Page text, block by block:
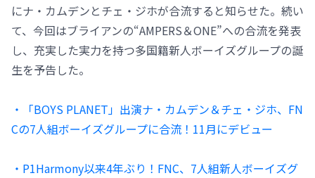
にナ・カムデンとチェ・ジホが合流すると知らせた。続い
て、今回はブライアンの“AMPERS＆ONE”への合流を発表
し、充実した実力を持つ多国籍新人ボーイズグループの誕
生を予告した。
・「BOYS PLANET」出演ナ・カムデン＆チェ・ジホ、FN
Cの7人組ボーイズグループに合流！11月にデビュー
・P1Harmony以来4年ぶり！FNC、7人組新人ボーイズグ